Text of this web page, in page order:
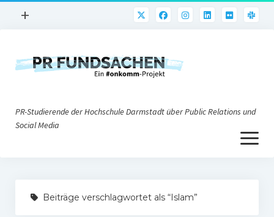
Menü
+
PR@h_da
Nonprofit-PR
PR-Studierende der Hochschule Darmstadt über Public Relations und
Social Media
Menü
öffnen
Impressum
Beiträge verschlagwortet als “Islam”